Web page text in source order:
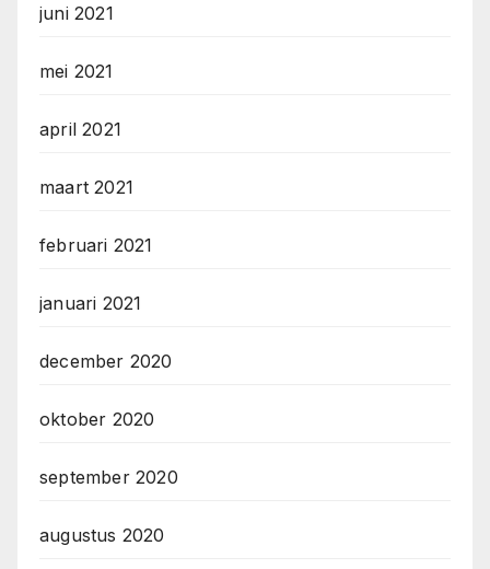
juni 2021
mei 2021
april 2021
maart 2021
februari 2021
januari 2021
december 2020
oktober 2020
september 2020
augustus 2020